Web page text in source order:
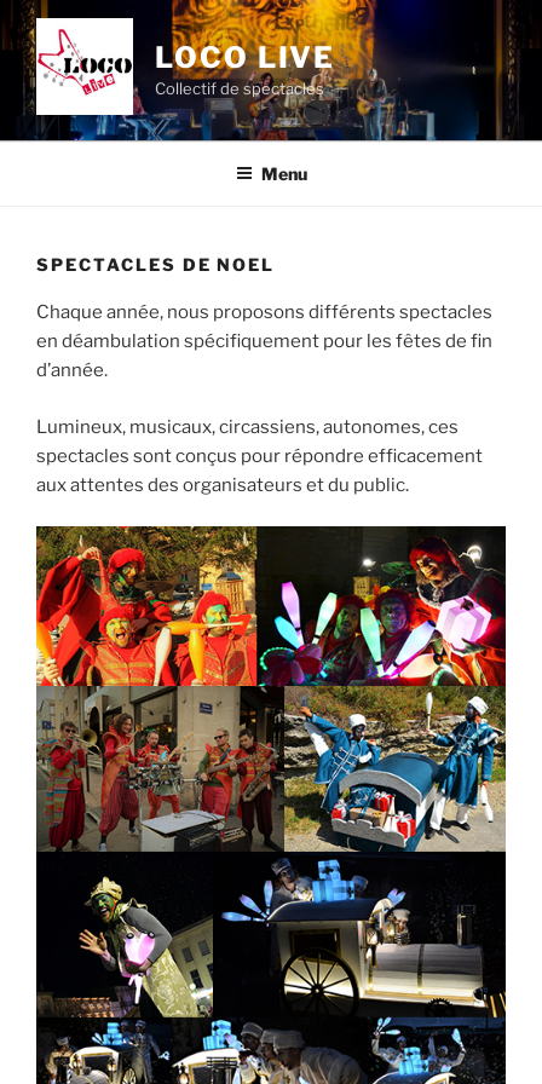
Aller
au
contenu
principal
LOCO LIVE
Collectif de spectacles
Menu
SPECTACLES DE NOEL
Chaque année, nous proposons différents spectacles
en déambulation spécifiquement pour les fêtes de fin
d’année.
Lumineux, musicaux, circassiens, autonomes, ces
spectacles sont conçus pour répondre efficacement
aux attentes des organisateurs et du public.